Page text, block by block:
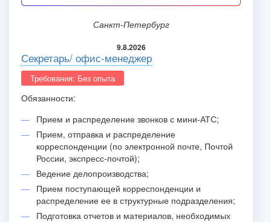
Санкт-Петербург
9.8.2026
Секретарь/ офис-менеджер
Требования: Без опыта
Обязанности:
Прием и распределение звонков с мини-АТС;
Прием, отправка и распределение
корреспонденции (по электронной почте, Почтой
России, экспресс-почтой);
Ведение делопроизводства;
Прием поступающей корреспонденции и
распределение ее в структурные подразделения;
Подготовка отчетов и материалов, необходимых